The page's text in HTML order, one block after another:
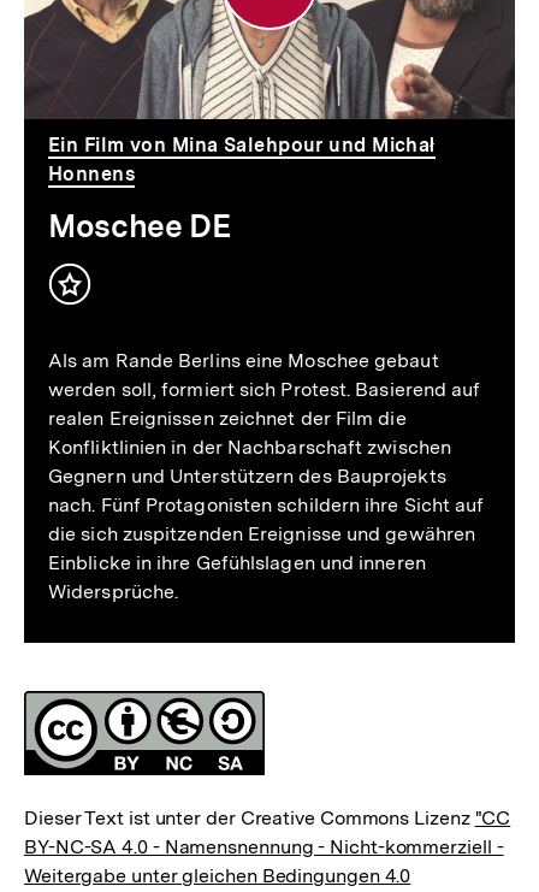
Ein Film von Mina Salehpour und Michał
Honnens
Moschee DE
Inhalt
Als am Rande Berlins eine Moschee gebaut
werden soll, formiert sich Protest. Basierend auf
realen Ereignissen zeichnet der Film die
Konfliktlinien in der Nachbarschaft zwischen
Gegnern und Unterstützern des Bauprojekts
nach. Fünf Protagonisten schildern ihre Sicht auf
die sich zuspitzenden Ereignisse und gewähren
Einblicke in ihre Gefühlslagen und inneren
Widersprüche.
Fussnoten
Lizenz
Dieser Text ist unter der Creative Commons Lizenz "CC
BY-NC-SA 4.0 - Namensnennung - Nicht-kommerziell -
Weitergabe unter gleichen Bedingungen 4.0